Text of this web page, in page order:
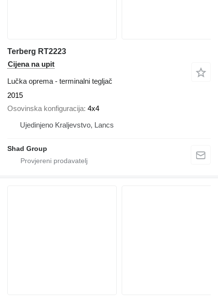
Terberg RT2223
Cijena na upit
Lučka oprema - terminalni tegljač
2015
Osovinska konfiguracija 4x4
Ujedinjeno Kraljevstvo, Lancs
Shad Group